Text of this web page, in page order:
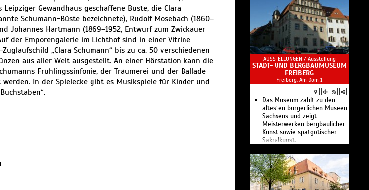
Leipziger Gewandhaus geschaffene Büste, die Clara
Schumann-Büste bezeichnete), Rudolf Mosebach (1860–
Johannes Hartmann (1869–1952, Entwurf zum Zwickauer
der Emporengalerie im Lichthof sind in einer Vitrine
„Clara Schumann“ bis zu ca. 50 verschiedenen
aus aller Welt ausgestellt. An einer Hörstation kann die
Frühlingssinfonie, der Träumerei und der Ballade
werden. In der Spielecke gibt es Musikspiele für Kinder und
AUSSTELLUNGEN / Ausstellung
STADT- UND BERGBAUMUSEUM
FREIBERG
Freiberg, Am Dom 1
Das Museum zählt zu den
ältesten bürgerlichen Museen
Sachsens und zeigt
Meisterwerken bergbaulicher
Kunst sowie spätgotischer
Sakralkunst.